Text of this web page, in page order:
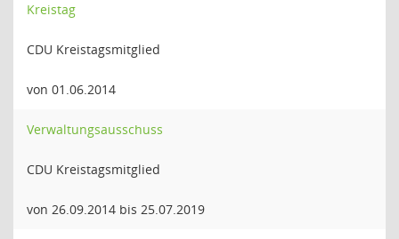
Kreistag
CDU Kreistagsmitglied
von 01.06.2014
Verwaltungsausschuss
CDU Kreistagsmitglied
von 26.09.2014 bis 25.07.2019